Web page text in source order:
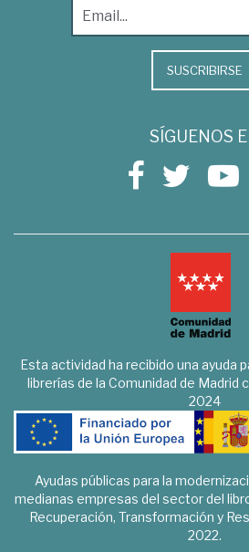
SUSCRIBIRSE
SÍGUENOS
Esta actividad ha recibido una ayuda
librerías de la Comunidad de Madrid
2024
Ayudas públicas para la
medianas empresas del sector del
Recuperación, Transformación y
2022.